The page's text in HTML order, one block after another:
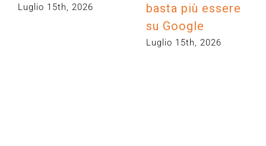
Luglio 15th, 2026
basta più essere
su Google
Luglio 15th, 2026